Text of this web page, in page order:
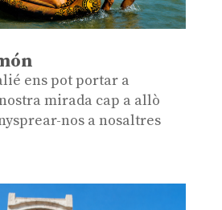
ens pot portar a
mirada cap a allò
nos a nosaltres